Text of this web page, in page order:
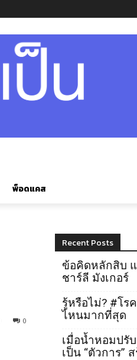
พ็อดแคส
0
Recent Posts
ข้อคิดหลักสิบ
ชาร์ลี มังเกอร์
รู้หรือไม่? #โร
ไหนมากที่สุด
เมื่อน้ำหอมปรั
เป็น “ตัวการ”